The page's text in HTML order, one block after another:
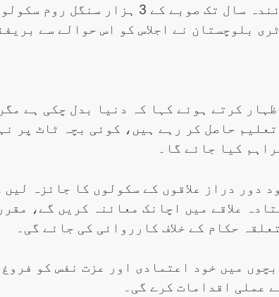
متعارف کرایا جائے گا، جبکہ آئندہ سال تک
بلوچستان نے اجلاس کو اس حوالے سے
کرتے ہوئے کہا کہ دنیا بدل چکی ہے
حاصل کر رہے ہیں، کوئی بچہ ٹاٹ پر
کیا جائے گا۔
دور دراز علاقوں کے سکولوں کا جائزہ
علاقے میں اچانک معائنہ کریں گے،
حکام کے خلاف کارروائی کی جائے گی۔
میں خود اعتمادی اور عزت نفس کو
عملی اقدامات کرے گی۔